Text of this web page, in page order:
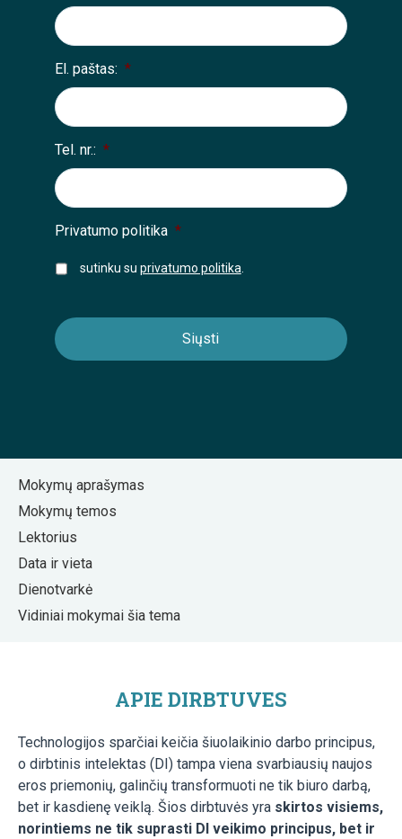
El. paštas: *
Tel. nr.: *
Privatumo politika *
sutinku su privatumo politika
Mokymų aprašymas
Mokymų temos
Lektorius
Data ir vieta
Dienotvarkė
Vidiniai mokymai šia tema
APIE DIRBTUVES
Technologijos sparčiai keičia šiuolaikinio darbo principus,
o dirbtinis intelektas (DI) tampa viena svarbiausių naujos
eros priemonių, galinčių transformuoti ne tik biuro darbą,
bet ir kasdienę veiklą. Šios dirbtuvės yra skirtos visiems,
norintiems ne tik suprasti DI veikimo principus, bet ir